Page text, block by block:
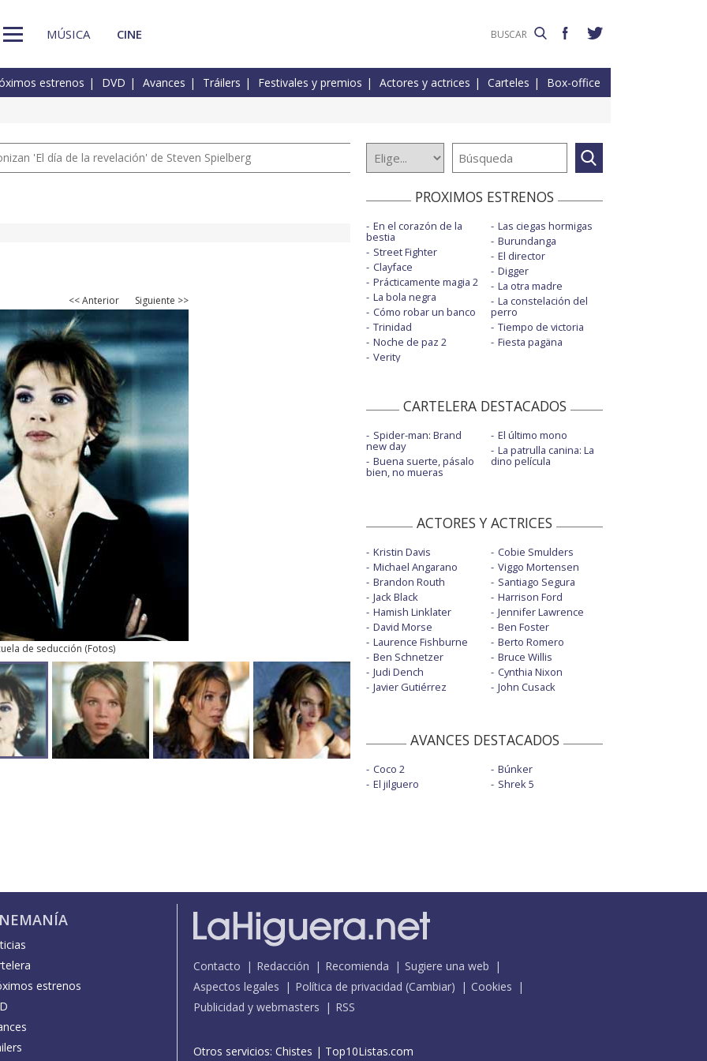
MÚSICA CINE
estrenos DVD Avances Tráilers Festivales y premios Actores y actrices Carteles Box-office
'El día de la revelación' de Steven Spielberg
<< Anterior Siguiente >>
de seducción (Fotos)
PROXIMOS ESTRENOS
En el corazón de la
bestia
Street Fighter
Clayface
Prácticamente magia 2
La bola negra
Cómo robar un banco
Trinidad
Noche de paz 2
Verity
Las ciegas hormigas
Burundanga
El director
Digger
La otra madre
La constelación del
perro
Tiempo de victoria
Fiesta pagäna
CARTELERA DESTACADOS
Spider-man: Brand
new day
Buena suerte, pásalo
bien, no mueras
El último mono
La patrulla canina: La
dino película
ACTORES Y ACTRICES
Kristin Davis
Michael Angarano
Brandon Routh
Jack Black
Hamish Linklater
David Morse
Laurence Fishburne
Ben Schnetzer
Judi Dench
Javier Gutiérrez
Cobie Smulders
Viggo Mortensen
Santiago Segura
Harrison Ford
Jennifer Lawrence
Ben Foster
Berto Romero
Bruce Willis
Cynthia Nixon
John Cusack
AVANCES DESTACADOS
Coco 2
El jilguero
Búnker
Shrek 5
estrenos
Contacto Redacción Recomienda
Sugiere una web
Aspectos legales
Política de privacidad (Cambiar)
Cookies
Publicidad y webmasters
RSS
Otros servicios: Chistes | Top10Listas.com